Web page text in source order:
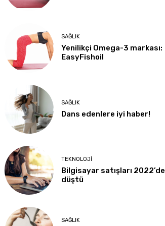
SAĞLIK
Yenilikçi Omega-3 markası:
EasyFishoil
SAĞLIK
Dans edenlere iyi haber!
TEKNOLOJI
Bilgisayar satışları 2022’de
düştü
SAĞLIK